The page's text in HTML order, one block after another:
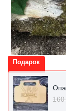
Подарок
160